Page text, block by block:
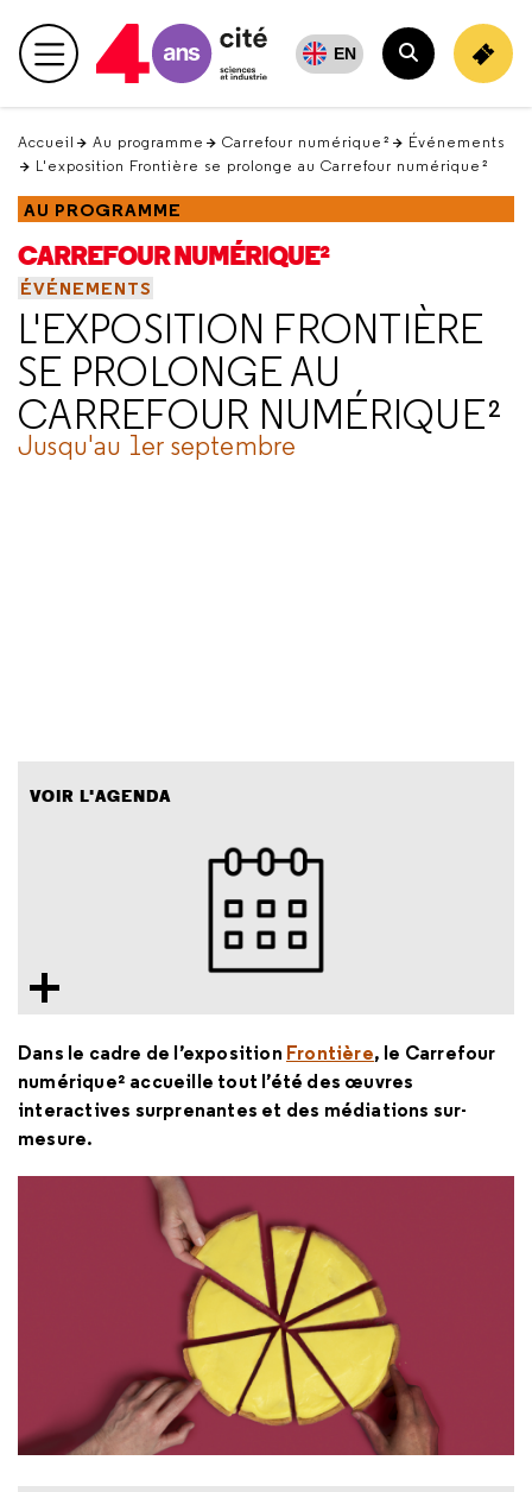
en
haut Menu principal EN
Rechercher
Accueil Au programme Carrefour numérique²
Événements
L'exposition Frontière se prolonge au Carrefour numérique²
AU PROGRAMME
CARREFOUR NUMÉRIQUE²
ÉVÉNEMENTS
L'EXPOSITION FRONTIÈRE
SE PROLONGE AU
CARREFOUR NUMÉRIQUE²
Jusqu'au 1er septembre
VOIR L'AGENDA
Dans le cadre de l’exposition Frontière, le Carrefour
numérique² accueille tout l’été des œuvres
interactives surprenantes et des médiations sur-
mesure.